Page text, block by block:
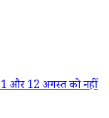
12 अगस्त को नहीं